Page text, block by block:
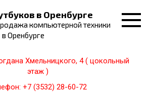
в Оренбурге
компьютерной техники
в Оренбурге
Хмельницкого, 4 ( цокольный
этаж )
+7 (3532) 28-60-72